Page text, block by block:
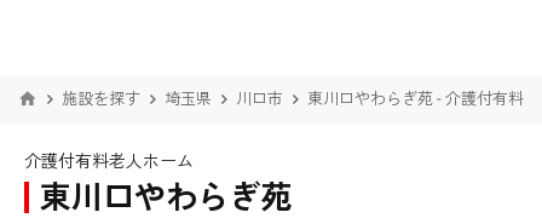
施設を探す 埼玉県 川口市 東川口やわらぎ苑 - 介護付有料
介護付有料老人ホーム
東川口やわらぎ苑